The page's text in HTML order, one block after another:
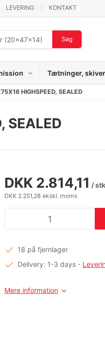
LEVERING KONTAKT
Søg
Tætninger,
HIGHSPEED, SEALED
SEALED
DKK 2.814,11 / stk
DKK 2.251,28 ekskl. moms
18 på fjernlager
Delivery: 1-3 days -
Mere information